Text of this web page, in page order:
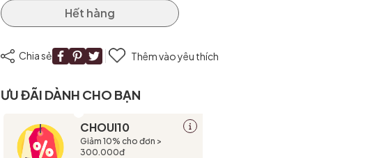
Hết hàng
Chia sẻ Thêm vào yêu thích
ƯU ĐÃI DÀNH CHO BẠN
CHOUI10
Giảm 10% cho đơn >
300.000đ